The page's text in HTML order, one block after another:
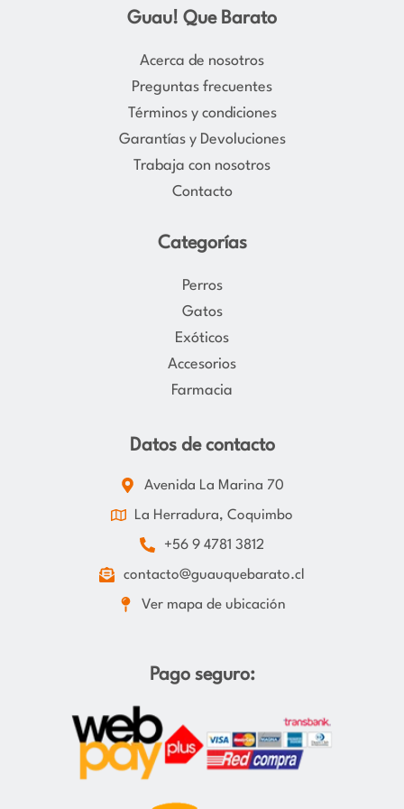
s
t
a
r
a
m
c
e
b
o
k
Guau! Que Barato
Acerca de nosotros
Preguntas frecuentes
Términos y condiciones
Garantías y Devoluciones
Trabaja con nosotros
Contacto
Categorías
Perros
Gatos
Exóticos
Accesorios
Farmacia
Datos de contacto
Avenida La Marina 70
La Herradura, Coquimbo
+56 9 4781 3812
contacto@guauquebarato.cl
Ver mapa de ubicación
Pago seguro: